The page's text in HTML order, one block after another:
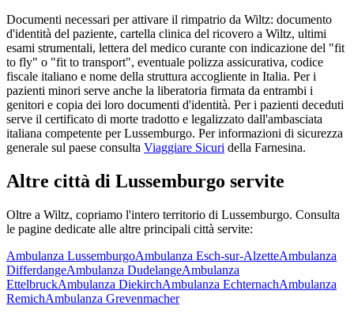
Documenti necessari per attivare il rimpatrio da Wiltz: documento
d'identità del paziente, cartella clinica del ricovero a Wiltz, ultimi
esami strumentali, lettera del medico curante con indicazione del "fit
to fly" o "fit to transport", eventuale polizza assicurativa, codice
fiscale italiano e nome della struttura accogliente in Italia. Per i
pazienti minori serve anche la liberatoria firmata da entrambi i
genitori e copia dei loro documenti d'identità. Per i pazienti deceduti
serve il certificato di morte tradotto e legalizzato dall'ambasciata
italiana competente perLussemburgo. Per informazioni di sicurezza
generale sul paese consulta Viaggiare Sicuri della Farnesina.
Altre città di Lussemburgo servite
Oltre a Wiltz, copriamo l'intero territorio di Lussemburgo. Consulta
le pagine dedicate alle altre principali città servite:
Ambulanza LussemburgoAmbulanza Esch-sur-AlzetteAmbulanza
DifferdangeAmbulanza DudelangeAmbulanza
EttelbruckAmbulanza DiekirchAmbulanza EchternachAmbulanza
RemichAmbulanza Grevenmacher